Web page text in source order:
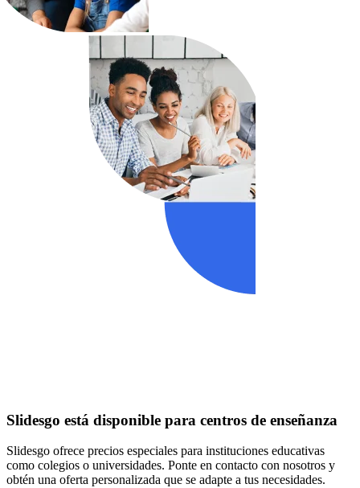
Slidesgo está disponible para centros de enseñanza
Slidesgo ofrece precios especiales para instituciones educativas
como colegios o universidades. Ponte en contacto con nosotros y
obtén una oferta personalizada que se adapte a tus necesidades.